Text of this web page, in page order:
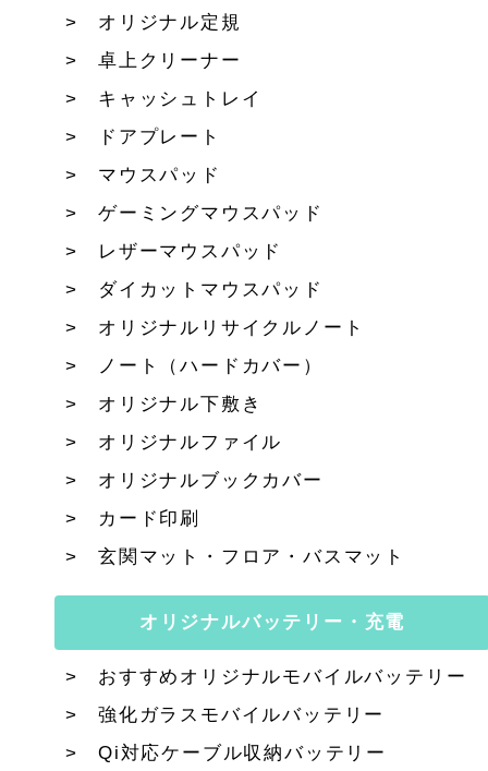
オリジナル定規
卓上クリーナー
キャッシュトレイ
ドアプレート
マウスパッド
ゲーミングマウスパッド
レザーマウスパッド
ダイカットマウスパッド
オリジナルリサイクルノート
ノート（ハードカバー）
オリジナル下敷き
オリジナルファイル
オリジナルブックカバー
カード印刷
玄関マット・フロア・バスマット
オリジナルバッテリー・充電
おすすめオリジナルモバイルバッテリー
強化ガラスモバイルバッテリー
Qi対応ケーブル収納バッテリー